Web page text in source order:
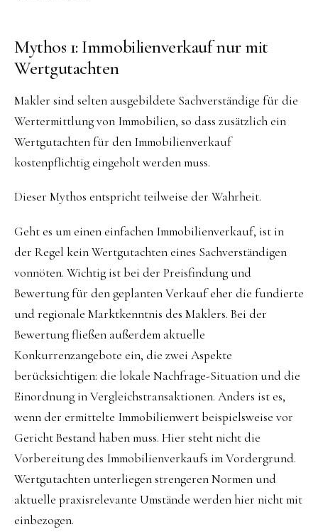
Mythos 1: Immobilienverkauf nur mit
Wertgutachten
Makler sind selten ausgebildete Sachverständige für die
Wertermittlung von Immobilien, so dass zusätzlich ein
Wertgutachten für den Immobilienverkauf
kostenpflichtig eingeholt werden muss.
Dieser Mythos entspricht teilweise der Wahrheit.
Geht es um einen einfachen Immobilienverkauf, ist in
der Regel kein Wertgutachten eines Sachverständigen
vonnöten. Wichtig ist bei der Preisfindung und
Bewertung für den geplanten Verkauf eher die fundierte
und regionale Marktkenntnis des Maklers. Bei der
Bewertung fließen außerdem aktuelle
Konkurrenzangebote ein, die zwei Aspekte
berücksichtigen: die lokale Nachfrage-Situation und die
Einordnung in Vergleichstransaktionen. Anders ist es,
wenn der ermittelte Immobilienwert beispielsweise vor
Gericht Bestand haben muss. Hier steht nicht die
Vorbereitung des Immobilienverkaufs im Vordergrund.
Wertgutachten unterliegen strengeren Normen und
aktuelle praxisrelevante Umstände werden hier nicht mit
einbezogen.